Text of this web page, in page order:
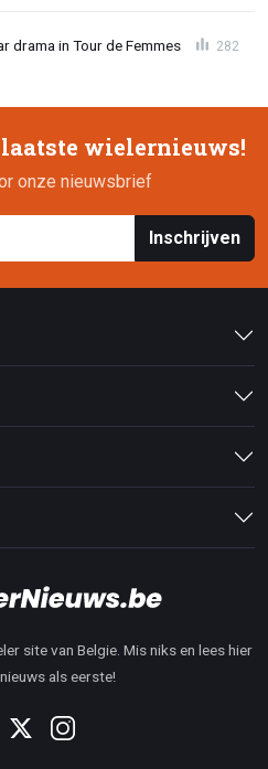
drama in Tour de Femmes 282
wielernieuws!
onze nieuwsbrief
Inschrijven
site van Belgie. Mis niks en lees hier
als eerste!